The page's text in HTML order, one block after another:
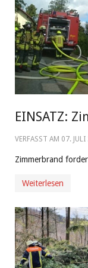
EINSATZ:
VERFASST AM 07.
Zimmerbrand
Weiterlesen